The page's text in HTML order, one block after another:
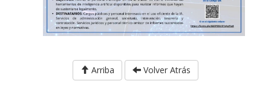
Arriba Volver Atrás